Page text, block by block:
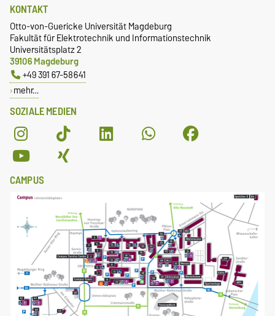
SOZIALE MEDIEN
KONTAKT
Otto-von-Guericke Universität Magdeburg
Fakultät für Elektrotechnik und Informationstechnik
Universitätsplatz 2
39106 Magdeburg
+49 391 67-58641
mehr…
CAMPUS